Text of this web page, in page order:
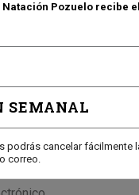
Natación Pozuelo recibe
SEMANAL
podrás cancelar fácilmente
correo.